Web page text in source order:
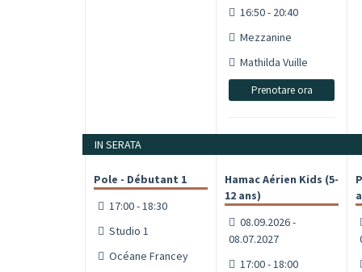
16:50 - 20:40
Mezzanine
Mathilda Vuille
Prenotare ora
IN SERATA
Pole - Débutant 1
17:00 - 18:30
Studio 1
Océane Francey
Hamac Aérien Kids (5-
12 ans)
08.09.2026 -
08.07.2027
17:00 - 18:00